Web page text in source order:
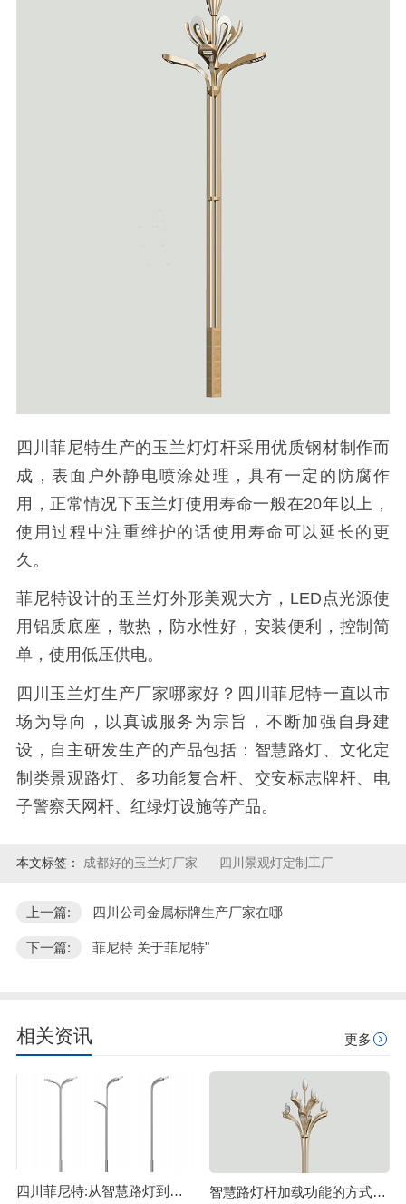
四川菲尼特生产的玉兰灯灯杆采用优质钢材制作而
成，表面户外静电喷涂处理，具有一定的防腐作
用，正常情况下玉兰灯使用寿命一般在20年以上，
使用过程中注重维护的话使用寿命可以延长的更
久。
菲尼特设计的玉兰灯外形美观大方，LED点光源使
用铝质底座，散热，防水性好，安装便利，控制简
单，使用低压供电。
四川玉兰灯生产厂家哪家好？四川菲尼特一直以市
场为导向，以真诚服务为宗旨，不断加强自身建
设，自主研发生产的产品包括：智慧路灯、文化定
制类景观路灯、多功能复合杆、交安标志牌杆、电
子警察天网杆、红绿灯设施等产品。
本文标签： 成都好的玉兰灯厂家 四川景观灯定制工厂
上一篇: 四川公司金属标牌生产厂家在哪
下一篇: 菲尼特 关于菲尼特"
相关资讯 更多
四川菲尼特:从智慧路灯到数字孪生再到元宇宙 智慧路灯杆加载功能的方式主要有哪些